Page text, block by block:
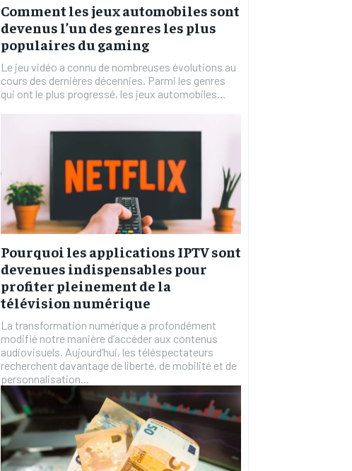
Comment les jeux automobiles sont
devenus l’un des genres les plus
populaires du gaming
Le jeu vidéo a connu de nombreuses évolutions au
cours des dernières décennies. Parmi les genres
qui ont le plus progressé, les jeux automobiles...
Pourquoi les applications IPTV sont
devenues indispensables pour
profiter pleinement de la
télévision numérique
La transformation numérique a profondément
modifié notre manière d’accéder aux contenus
audiovisuels. Aujourd’hui, les téléspectateurs
recherchent davantage de liberté, de mobilité et de
personnalisation...